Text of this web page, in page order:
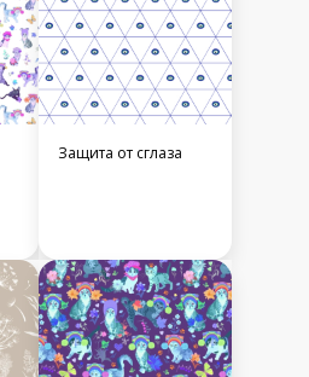
Защита от сглаза